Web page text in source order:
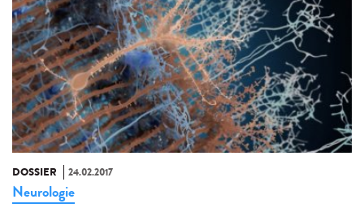
DOSSIER 24.02.2017
Neurologie